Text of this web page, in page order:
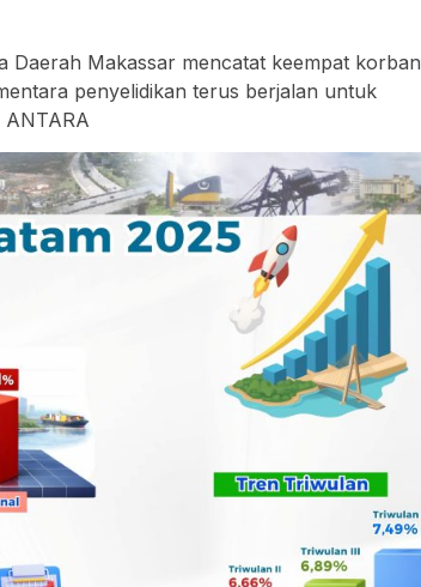
Daerah Makassar mencatat keempat korban
penyelidikan terus berjalan untuk